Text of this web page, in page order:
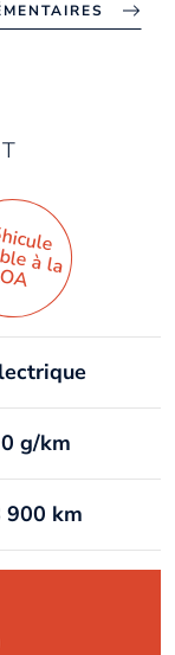
à la
0 g/km
900 km